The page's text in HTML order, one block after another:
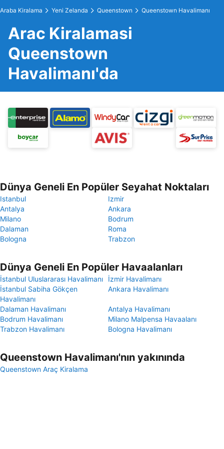
Araba Kiralama Yeni Zelanda Queenstown Queenstown Havalimanı
Arac Kiralamasi
Queenstown
Havalimanı'da
Dünya Geneli En Popüler Seyahat Noktaları
Istanbul
Izmir
Antalya
Ankara
Milano
Bodrum
Dalaman
Roma
Bologna
Trabzon
Dünya Geneli En Popüler Havaalanları
İstanbul Uluslararası Havalimanı
İzmir Havalimanı
İstanbul Sabiha Gökçen
Havalimanı
Ankara Havalimanı
Dalaman Havalimanı
Antalya Havalimanı
Bodrum Havalimanı
Milano Malpensa Havaalanı
Trabzon Havalimanı
Bologna Havalimanı
Queenstown Havalimanı'nın yakınında
Queenstown Araç Kiralama